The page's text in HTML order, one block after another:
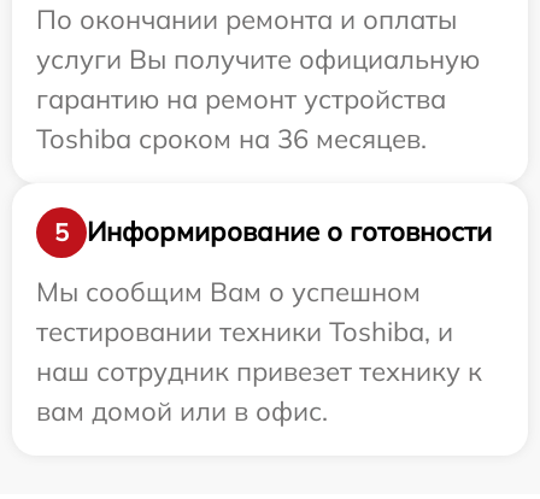
По окончании ремонта и оплаты
услуги Вы получите официальную
гарантию на ремонт устройства
Toshiba сроком на 36 месяцев.
5
Информирование о готовности
Мы сообщим Вам о успешном
тестировании техники Toshiba, и
наш сотрудник привезет технику к
вам домой или в офис.